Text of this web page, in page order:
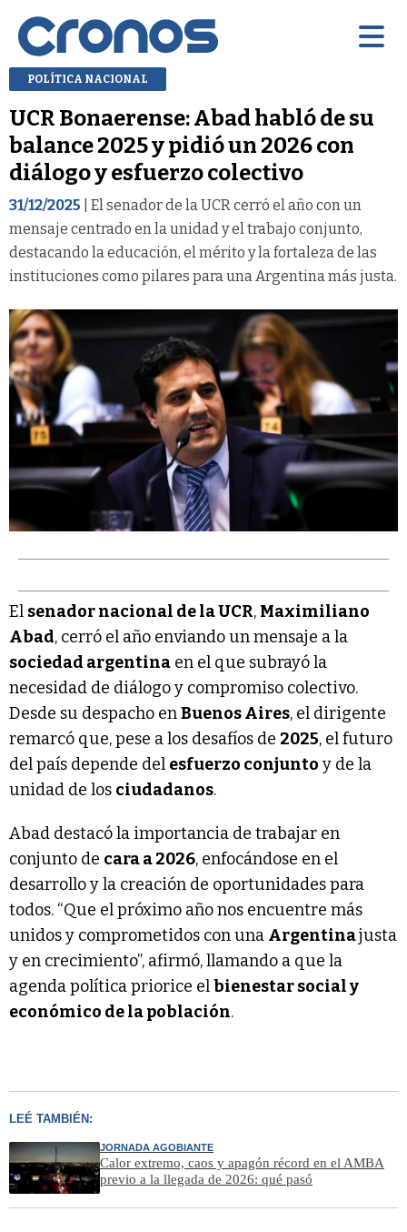
POLÍTICA NACIONAL
UCR Bonaerense: Abad habló de su
balance 2025 y pidió un 2026 con
diálogo y esfuerzo colectivo
31/12/2025 | El senador de la UCR cerró el año con un
mensaje centrado en la unidad y el trabajo conjunto,
destacando la educación, el mérito y la fortaleza de las
instituciones como pilares para una Argentina más justa.
El senador nacional de la UCR, Maximiliano
Abad, cerró el año enviando un mensaje a la
sociedad argentina en el que subrayó la
necesidad de diálogo y compromiso colectivo.
Desde su despacho enBuenos Aires, el dirigente
remarcó que, pese a los desafíos de 2025, el futuro
del país depende del esfuerzo conjunto y de la
unidad de los ciudadanos.
Abad destacó la importancia de trabajar en
conjunto de cara a 2026, enfocándose en el
desarrollo y la creación de oportunidades para
todos. “Que el próximo año nos encuentre más
unidos y comprometidos con una Argentinajusta
y en crecimiento”, afirmó, llamando a que la
agenda política priorice elbienestar social y
económico de la población.
LEÉ TAMBIÉN:
JORNADA AGOBIANTE
Calor extremo, caos y apagón récord en el AMBA
previo a la llegada de 2026: qué pasó